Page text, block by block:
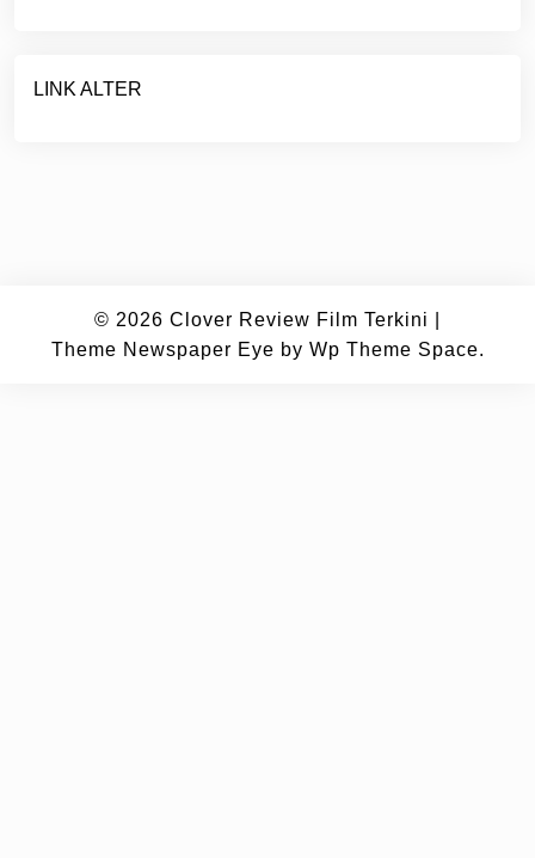
LINK ALTER
© 2026 Clover Review Film Terkini
Theme Newspaper Eye by Wp Theme Space.